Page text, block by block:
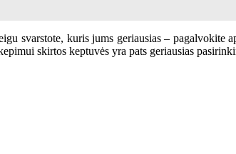
svarstote, kuris jums geriausias – pagalvokite
skirtos keptuvės yra pats geriausias